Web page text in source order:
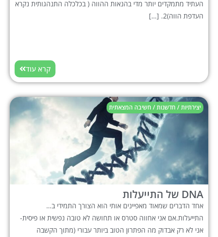
העתיד מתמקדים יותר מדי בהנאות ההווה ( בכלכלה התנהגותית נקרא
העדפת הווה)2. […]
קרא עוד
יצירתיות / חדשנות / חשיבה המצאתית
DNA של התייעלות
אחד הדברים שמאוד מאפיינים אותי הוא הצורך התמידי ב…
התייעלות.אם אני אחווה סטרס או תחושה לא טובה נפשית או פיסית-
אני לא רק אבדוק מה הפתרון הטוב ביותר עבורי (מתוך הקשבה